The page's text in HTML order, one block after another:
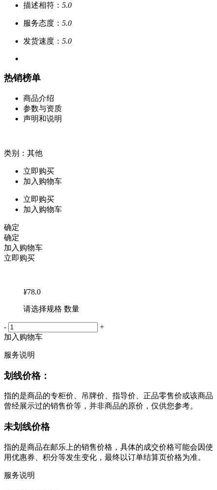
描述相符： 5.0
服务态度： 5.0
发货速度： 5.0
热销榜单
商品介绍
参数与资质
声明和说明
类别：其他
立即购买
加入购物车
立即购买
加入购物车
确定
确定
加入购物车
立即购买
¥78.0
请选择规格 数量
-
+
加入购物车
服务说明
划线价格：
指的是商品的专柜价、吊牌价、指导价、正品零售价或该商品
曾经展示过的销售价等，并非商品的原价，仅供您参考。
未划线价格
指的是商品在邮乐上的销售价格，具体的成交价格可能会因使
用优惠券、积分等发生变化，最终以订单结算页价格为准。
服务说明